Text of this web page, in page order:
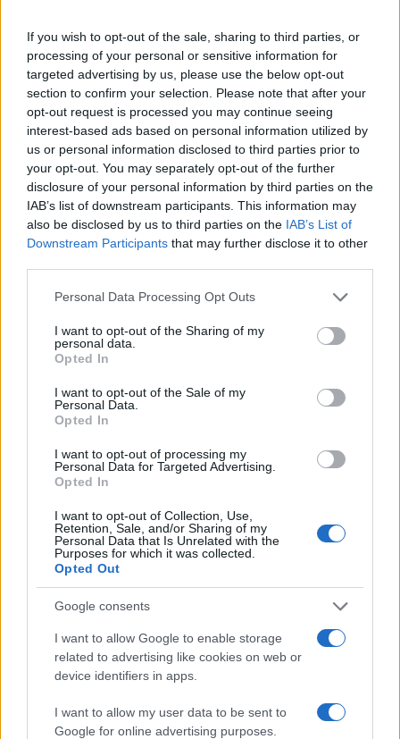
If you wish to opt-out of the sale, sharing to third parties, or
processing of your personal or sensitive information for
targeted advertising by us, please use the below opt-out
section to confirm your selection. Please note that after your
opt-out request is processed you may continue seeing
interest-based ads based on personal information utilized by
us or personal information disclosed to third parties prior to
your opt-out. You may separately opt-out of the further
disclosure of your personal information by third parties on the
IAB’s list of downstream participants. This information may
also be disclosed by us to third parties on the IAB’s List of
Downstream Participants that may further disclose it to other
Please note that this website/app uses one or more Google
not limited to your visit or usage behaviour. You may click to
grant or deny consent to Google and its third-party tags to
use your data for below specified purposes in below Google
consent section.
Personal Data Processing Opt Outs
I want to opt-out of the Sharing of my
personal data.
Opted In
I want to opt-out of the Sale of my
Personal Data.
Opted In
I want to opt-out of processing my
Personal Data for Targeted Advertising.
Opted In
I want to opt-out of Collection, Use,
Retention, Sale, and/or Sharing of my
Personal Data that Is Unrelated with the
Purposes for which it was collected.
Opted Out
Google consents
I want to allow Google to enable storage
related to advertising like cookies on web or
device identifiers in apps.
I want to allow my user data to be sent to
Google for online advertising purposes.
Η ΣΤΗΛΗ ΜΑΣ
της Ζωής μας
πολιτισμός που μας ενώνει κάθε μέρα.
ΟΣΑ ΧΡΕΙΑΖΕΣΑΙ
ΓΙΑ ΤΟ ΚΑΛΟΚΑΙΡΙ ΣΟΥ →